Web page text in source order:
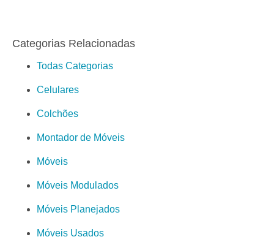
Categorias Relacionadas
Todas Categorias
Celulares
Colchões
Montador de Móveis
Móveis
Móveis Modulados
Móveis Planejados
Móveis Usados